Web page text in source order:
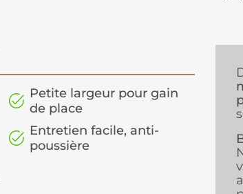
Petite largeur pour gain
de place
Entretien facile, anti-
poussière